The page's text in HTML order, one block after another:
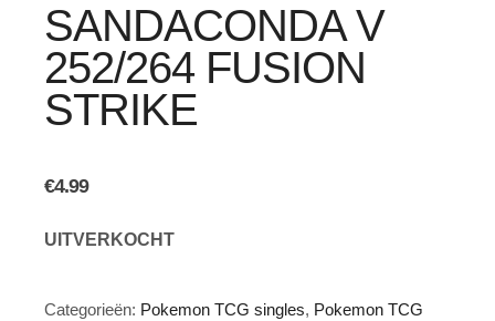
SANDACONDA V
252/264 FUSION
STRIKE
€4.99
UITVERKOCHT
Categorieën: Pokemon TCG singles, Pokemon TCG